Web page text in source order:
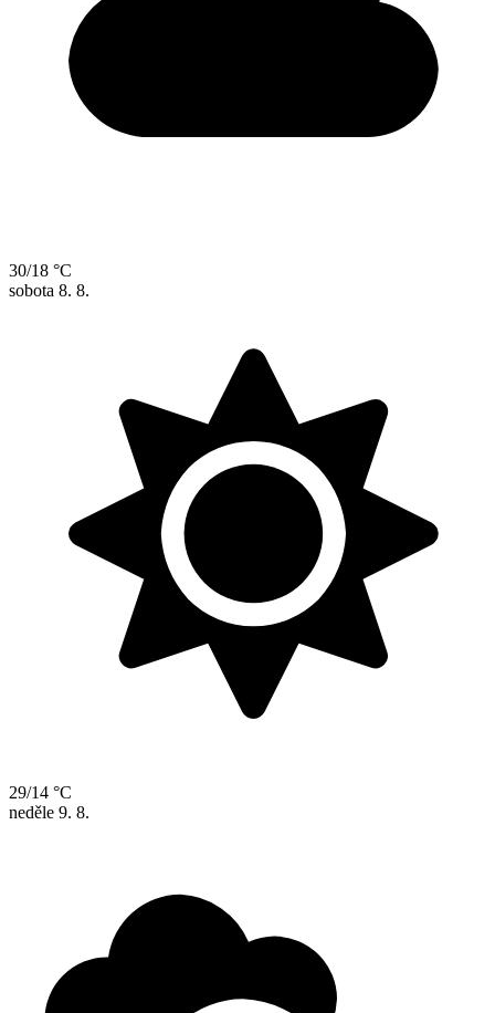
30/18 °C
sobota 8. 8.
29/14 °C
neděle 9. 8.